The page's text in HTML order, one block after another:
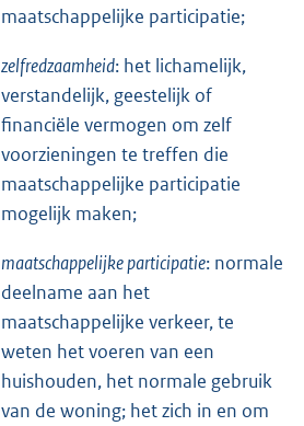
maatschappelijke participatie;
zelfredzaamheid: het lichamelijk,
verstandelijk, geestelijk of
financiële vermogen om zelf
voorzieningen te treffen die
maatschappelijke participatie
mogelijk maken;
maatschappelijke participatie: normale
deelname aan het
maatschappelijke verkeer, te
weten het voeren van een
huishouden, het normale gebruik
van de woning; het zich in en om